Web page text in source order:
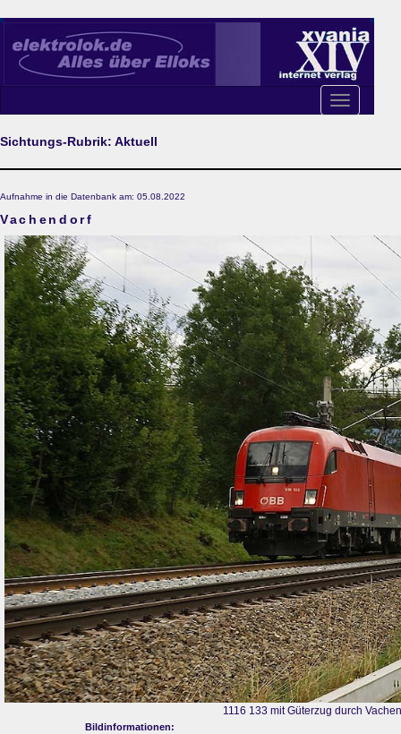
Toggle
navigation
Sichtungs-Rubrik: Aktuell
Aufnahme in die Datenbank am: 05.08.2022
Vachendorf
1116 133 mit Güterzug durch
Bildinformationen: